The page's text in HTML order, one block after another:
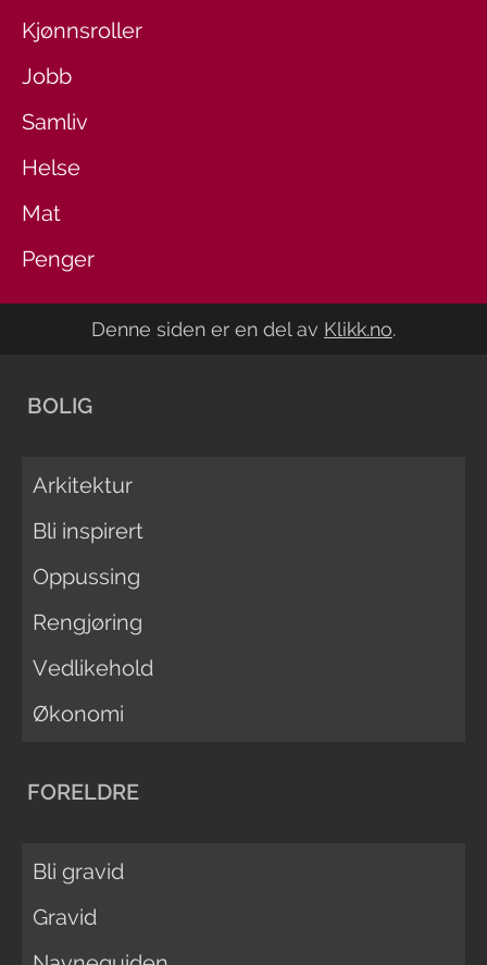
Kjønnsroller
Jobb
Samliv
Helse
Mat
Penger
Denne siden er en del av Klikk.no.
BOLIG
Arkitektur
Bli inspirert
Oppussing
Rengjøring
Vedlikehold
Økonomi
FORELDRE
Bli gravid
Gravid